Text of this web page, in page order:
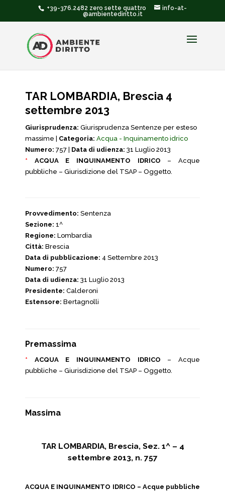
+39-376.2482 zero sette quattro
info-at-
@ambientediritto.it
TAR LOMBARDIA, Brescia 4
settembre 2013
Giurisprudenza: Giurisprudenza Sentenze per esteso
massime | Categoria: Acqua - Inquinamento idrico
Numero: 757 | Data di udienza: 31 Luglio 2013
* ACQUA E INQUINAMENTO IDRICO – Acque
pubbliche – Giurisdizione del TSAP – Oggetto.
Provvedimento: Sentenza
Sezione: 1^
Regione: Lombardia
Città: Brescia
Data di pubblicazione: 4 Settembre 2013
Numero: 757
Data di udienza: 31 Luglio 2013
Presidente: Calderoni
Estensore: Bertagnolli
Premassima
* ACQUA E INQUINAMENTO IDRICO – Acque
pubbliche – Giurisdizione del TSAP – Oggetto.
Massima
TAR LOMBARDIA, Brescia, Sez. 1^ – 4
settembre 2013, n. 757
ACQUA E INQUINAMENTO IDRICO – Acque pubbliche